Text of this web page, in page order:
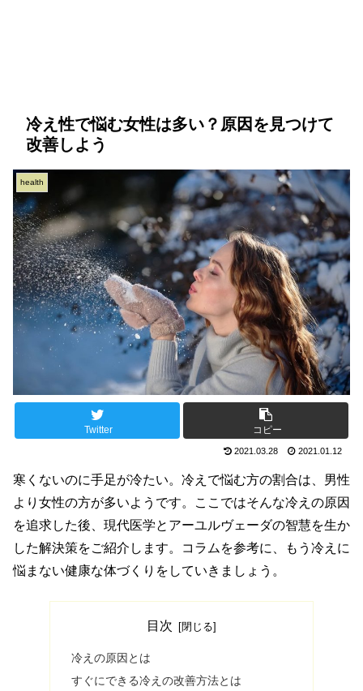
冷え性で悩む女性は多い？原因を見つけて
改善しよう
health
Twitter コピー
2021.03.28 2021.01.12
寒くないのに手足が冷たい。冷えで悩む方の割合は、男性
より女性の方が多いようです。ここではそんな冷えの原因
を追求した後、現代医学とアーユルヴェーダの智慧を生か
した解決策をご紹介します。コラムを参考に、もう冷えに
悩まない健康な体づくりをしていきましょう。
目次
冷えの原因とは
すぐにできる冷えの改善方法とは